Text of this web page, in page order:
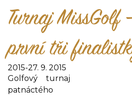
Turnaj MissGolf
první tři
2015-27. 9. 2015
Golfový turnaj
patnáctého